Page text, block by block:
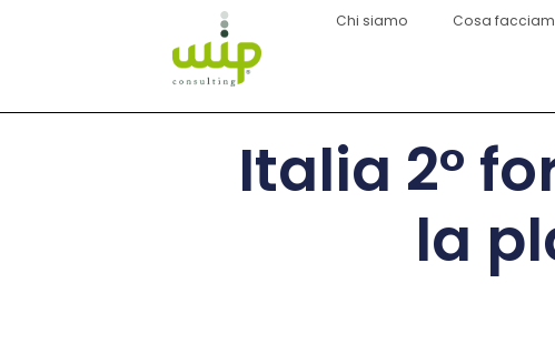
Chi siamo Cosa
Italia 2°
la